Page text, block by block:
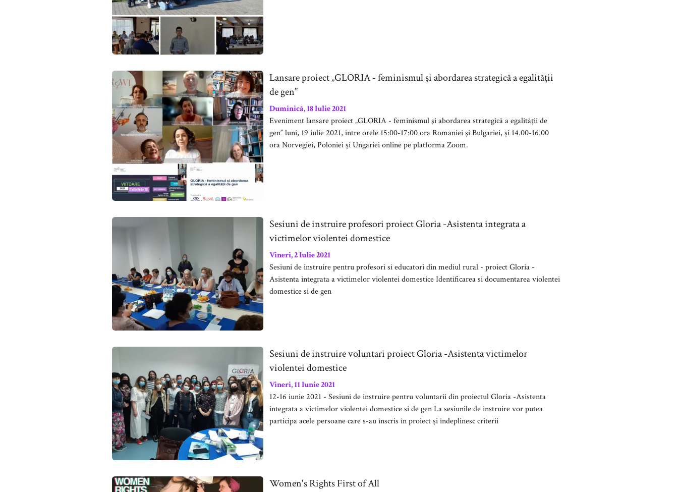
Lansare proiect „GLORIA - feminismul şi abordarea strategică a egalității
de gen”
Duminică, 18 Iulie 2021
Eveniment lansare proiect „GLORIA - feminismul şi abordarea strategică a egalității de
gen” luni, 19 iulie 2021, între orele 15:00-17:00 ora Romaniei și Bulgariei, și 14.00-16.00
ora Norvegiei, Poloniei și Ungariei online pe platforma Zoom.
Sesiuni de instruire profesori proiect Gloria -Asistenta integrata a
victimelor violentei domestice
Vineri, 2 Iulie 2021
Sesiuni de instruire pentru profesori si educatori din mediul rural - proiect Gloria -
Asistenta integrata a victimelor violentei domestice Identificarea si documentarea violentei
domestice si de gen
Sesiuni de instruire voluntari proiect Gloria -Asistenta victimelor
violentei domestice
Vineri, 11 Iunie 2021
12-16 iunie 2021 - Sesiuni de instruire pentru voluntarii din proiectul Gloria -Asistenta
integrata a victimelor violentei domestice si de gen La sesiunile de instruire vor putea
participa acele persoane care s-au înscris în proiect și îndeplinesc criterii
Women's Rights First of All